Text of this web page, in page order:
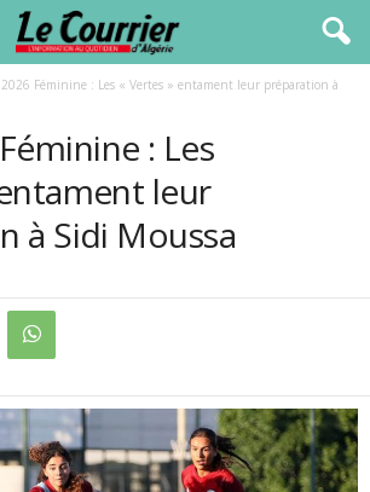
2026 Féminine : Les « Vertes » entament leur préparation à
: Les
leur
à Sidi Moussa